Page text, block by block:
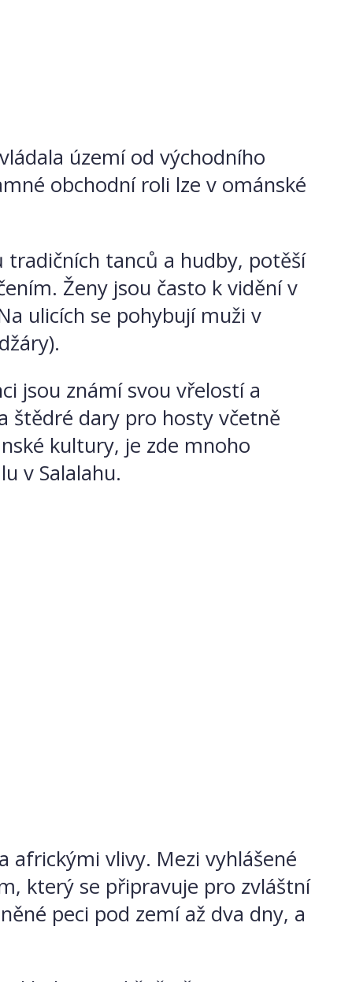
území od východního
obchodní roli lze v ománské
tanců a hudby, potěší
Ženy jsou často k vidění v
ulicích se pohybují muži v
jsou známí svou vřelostí a
štědré dary pro hosty včetně
kultury, je zde mnoho
v Salalahu.
africkými vlivy. Mezi vyhlášené
který se připravuje pro zvláštní
peci pod zemí až dva dny, a